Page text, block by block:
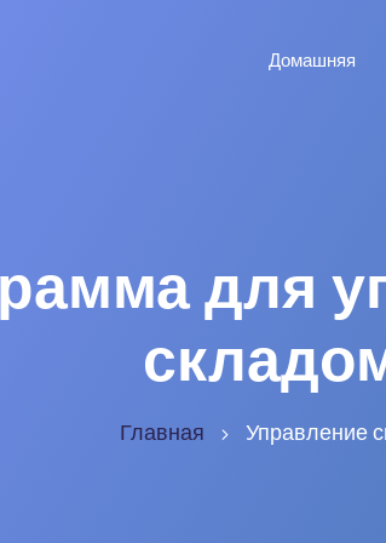
Домашняя
для
Главная Управление